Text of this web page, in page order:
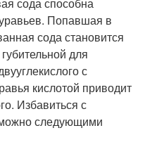
Попавшая в
сода становится
для
с
кислотой приводит
Избавиться с
следующими